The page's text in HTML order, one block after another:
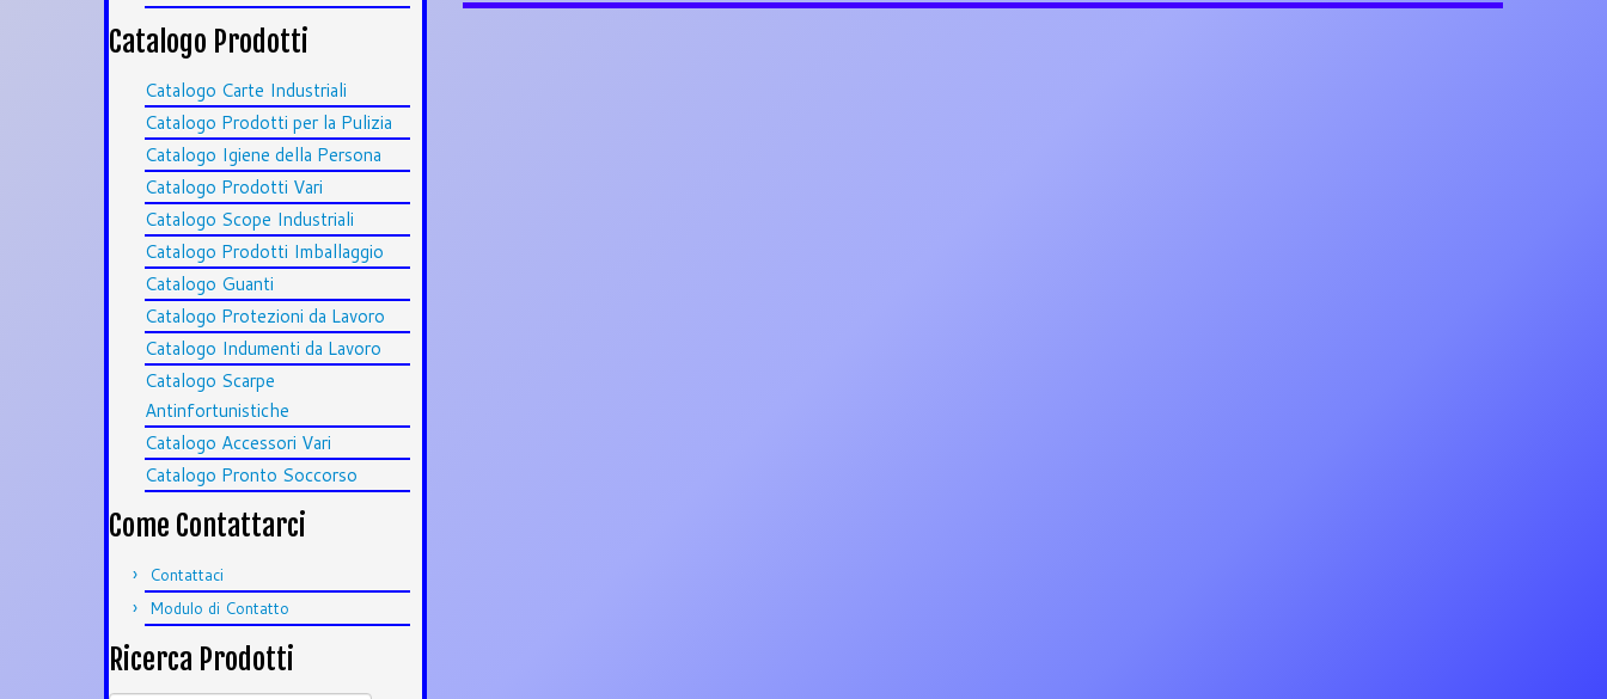
Catalogo Prodotti
Catalogo Carte Industriali
Catalogo Prodotti per la Pulizia
Catalogo Igiene della Persona
Catalogo Prodotti Vari
Catalogo Scope Industriali
Catalogo Prodotti Imballaggio
Catalogo Guanti
Catalogo Protezioni da Lavoro
Catalogo Indumenti da Lavoro
Catalogo Scarpe
Antinfortunistiche
Catalogo Accessori Vari
Catalogo Pronto Soccorso
Come Contattarci
Contattaci
Modulo di Contatto
Ricerca Prodotti